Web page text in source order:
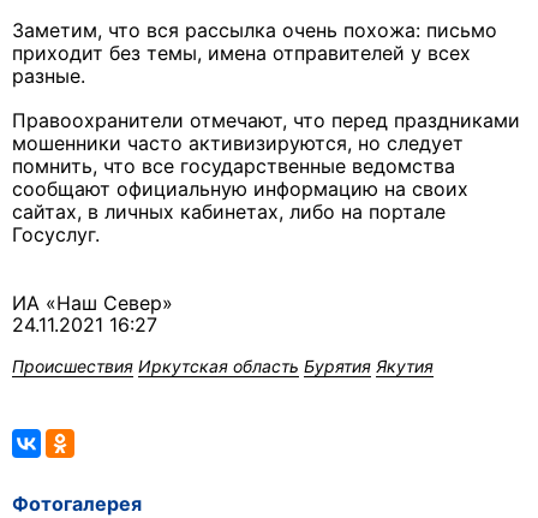
Заметим, что вся рассылка очень похожа: письмо
приходит без темы, имена отправителей у всех
разные.
Правоохранители отмечают, что перед праздниками
мошенники часто активизируются, но следует
помнить, что все государственные ведомства
сообщают официальную информацию на своих
сайтах, в личных кабинетах, либо на портале
Госуслуг.
ИА «Наш Север»
24.11.2021 16:27
Происшествия Иркутская область Бурятия Якутия
Фотогалерея